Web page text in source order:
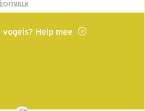
Help mee